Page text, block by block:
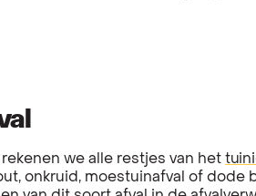
we alle restjes van het
onkruid, moestuinafval of dode